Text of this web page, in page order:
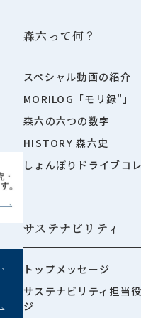
森六って何？
スペシャル動画の紹介
MORILOG「モリ録"」
森六の六つの数字
HISTORY 森六史
しょんぼりドライブコ
サステナビリティ
トップメッセージ
サステナビリティ担当
ジ